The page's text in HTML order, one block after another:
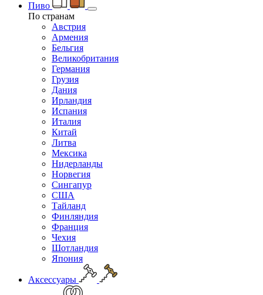
Пиво
По странам
Австрия
Армения
Бельгия
Великобритания
Германия
Грузия
Дания
Ирландия
Испания
Италия
Китай
Литва
Мексика
Нидерланды
Норвегия
Сингапур
США
Тайланд
Финляндия
Франция
Чехия
Шотландия
Япония
Аксессуары